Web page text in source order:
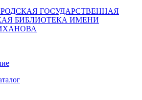
ГОСУДАРСТВЕННАЯ
БИБЛИОТЕКА ИМЕНИ